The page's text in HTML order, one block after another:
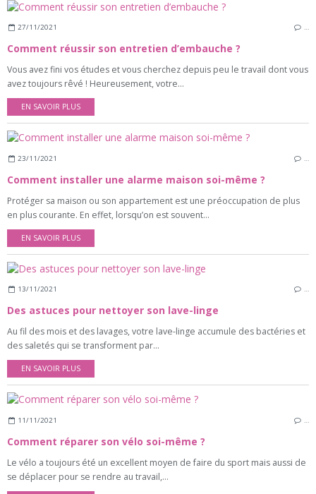
27/11/2021 …
Comment réussir son entretien d’embauche ?
Vous avez fini vos études et vous cherchez depuis peu le travail dont vous
avez toujours rêvé ! Heureusement, votre...
EN SAVOIR PLUS
23/11/2021 …
Comment installer une alarme maison soi-même ?
Protéger sa maison ou son appartement est une préoccupation de plus
en plus courante. En effet, lorsqu’on est souvent...
EN SAVOIR PLUS
13/11/2021 …
Des astuces pour nettoyer son lave-linge
Au fil des mois et des lavages, votre lave-linge accumule des bactéries et
des saletés qui se transforment par...
EN SAVOIR PLUS
11/11/2021 …
Comment réparer son vélo soi-même ?
Le vélo a toujours été un excellent moyen de faire du sport mais aussi de
se déplacer pour se rendre au travail,...